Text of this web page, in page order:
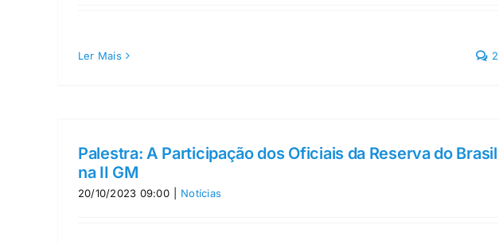
Ler Mais 2
Palestra: A Participação dos Oficiais da Reserva do Brasil
na II GM
20/10/2023 09:00 Notícias